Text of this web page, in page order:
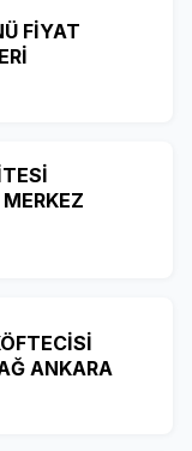
FİYAT
ANKARA